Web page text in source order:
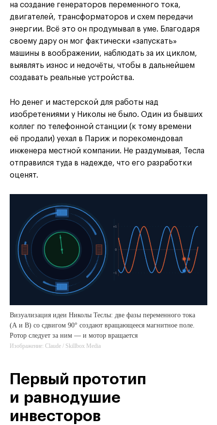
на создание генераторов переменного тока,
двигателей, трансформаторов и схем передачи
энергии. Всё это он продумывал в уме. Благодаря
своему дару он мог фактически «запускать»
машины в воображении, наблюдать за их циклом,
выявлять износ и недочёты, чтобы в дальнейшем
создавать реальные устройства.
Но денег и мастерской для работы над
изобретениями у Николы не было. Один из бывших
коллег по телефонной станции (к тому времени
её продали) уехал в Париж и порекомендовал
инженера местной компании. Не раздумывая, Тесла
отправился туда в надежде, что его разработки
оценят.
Визуализация идеи Николы Теслы: две фазы переменного тока
(A и B) со сдвигом 90° создают вращающееся магнитное поле.
Ротор следует за ним — и мотор вращается
Изображение: Claude / Skillbox Media
Первый прототип
и равнодушие
инвесторов